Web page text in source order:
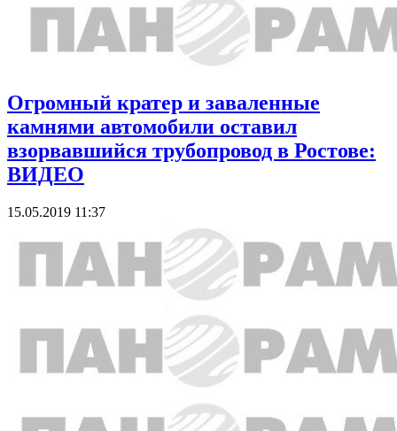
Огромный кратер и заваленные
камнями автомобили оставил
взорвавшийся трубопровод в Ростове:
ВИДЕО
15.05.2019 11:37